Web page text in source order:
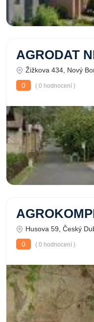
AGRODAT
Žižkova 434, Nový
0
( 0 hodnocení )
Husova 59, Český
0
( 0 hodnocení )